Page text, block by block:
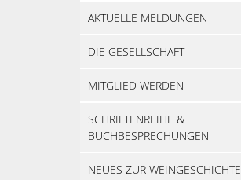
AKTUELLE MELDUNGEN
DIE GESELLSCHAFT
MITGLIED WERDEN
SCHRIFTENREIHE &
BUCHBESPRECHUNGEN
NEUES ZUR WEINGESCHICHTE